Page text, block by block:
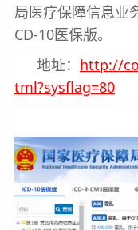
局医疗保障信息业
CD-10医保版。
地址： http://
tml?sysflag=80